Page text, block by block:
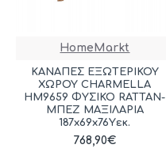
HomeMarkt
ΚΑΝΑΠΕΣ ΕΞΩΤΕΡΙΚΟΥ
ΧΩΡΟΥ CHARMELLA
HM9659 ΦΥΣΙΚΟ RATTAN-
ΜΠΕΖ ΜΑΞΙΛΑΡΙΑ
187x69x76Yεκ.
768,90€